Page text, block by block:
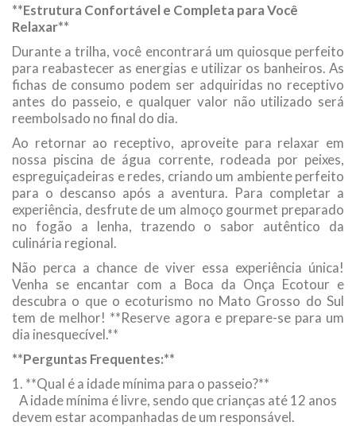
**Estrutura Confortável e Completa para Você
Relaxar**
Durante a trilha, você encontrará um quiosque perfeito
para reabastecer as energias e utilizar os banheiros. As
fichas de consumo podem ser adquiridas no receptivo
antes do passeio, e qualquer valor não utilizado será
reembolsado no final do dia.
Ao retornar ao receptivo, aproveite para relaxar em
nossa piscina de água corrente, rodeada por peixes,
espreguiçadeiras e redes, criando um ambiente perfeito
para o descanso após a aventura. Para completar a
experiência, desfrute de um almoço gourmet preparado
no fogão a lenha, trazendo o sabor autêntico da
culinária regional.
Não perca a chance de viver essa experiência única!
Venha se encantar com a Boca da Onça Ecotour e
descubra o que o ecoturismo no Mato Grosso do Sul
tem de melhor! **Reserve agora e prepare-se para um
dia inesquecível.**
**Perguntas Frequentes:**
1. **Qual é a idade mínima para o passeio?**
A idade mínima é livre, sendo que crianças até 12 anos
devem estar acompanhadas de um responsável.